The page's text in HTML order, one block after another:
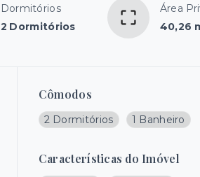
Dormitórios
2 Dormitórios
Área
40,26
Cômodos
2 Dormitórios 1 Banheiro
Características do Imóvel